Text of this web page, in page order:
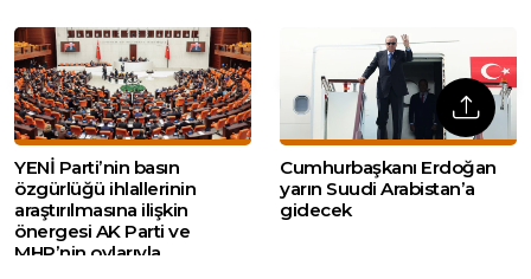
YENİ Parti’nin basın
özgürlüğü ihlallerinin
araştırılmasına ilişkin
önergesi AK Parti ve
MHP’nin oylarıyla
Cumhurbaşkanı Erdoğan
yarın Suudi Arabistan’a
gidecek